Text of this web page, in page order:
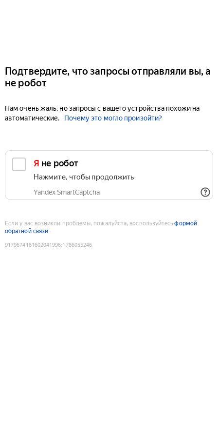
Подтвердите, что запросы отправляли вы, а
не робот
Нам очень жаль, но запросы с вашего устройства похожи на
автоматические.
Почему это могло произойти?
Я не робот
Нажмите, чтобы продолжить
Yandex SmartCaptcha
Если у вас возникли проблемы, пожалуйста, воспользуйтесьформой
обратной связи
9179674161602041996:1786055246